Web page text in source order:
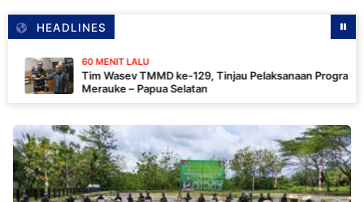
HEADLINES
60 MENIT LALU
Tim Wasev TMMD ke-129, Tinjau Pelaksanaan Program Di
Merauke – Papua Selatan